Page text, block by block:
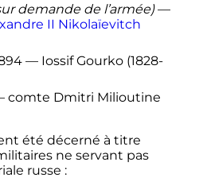
demande de l’armée)—
II Nikolaïevitch
— Iossif Gourko (1828-
Dmitri Milioutine
été décerné à titre
ne servant pas
russe :